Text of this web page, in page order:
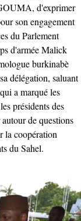
d'exprimer
son engagement
du Parlement
d'armée Malick
burkinabè
délégation, saluant
a marqué les
présidents des
de questions
la coopération
du Sahel.